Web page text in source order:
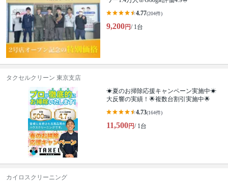
4.77(204件)
9,200円/ 1台
タクセルクリーン 東京支店
☀夏のお掃除応援キャンペーン実施中☀
大反響の実績！🌟複数台割引実施中🌟
4.73(164件)
11,500円/ 1台
カイロスクリーニング